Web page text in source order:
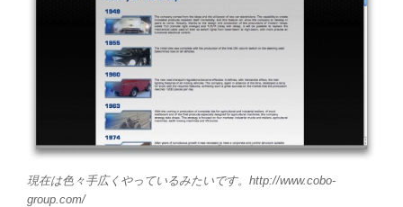
現在は色々手広くやっているみたいです。http://www.cobo-
group.com/